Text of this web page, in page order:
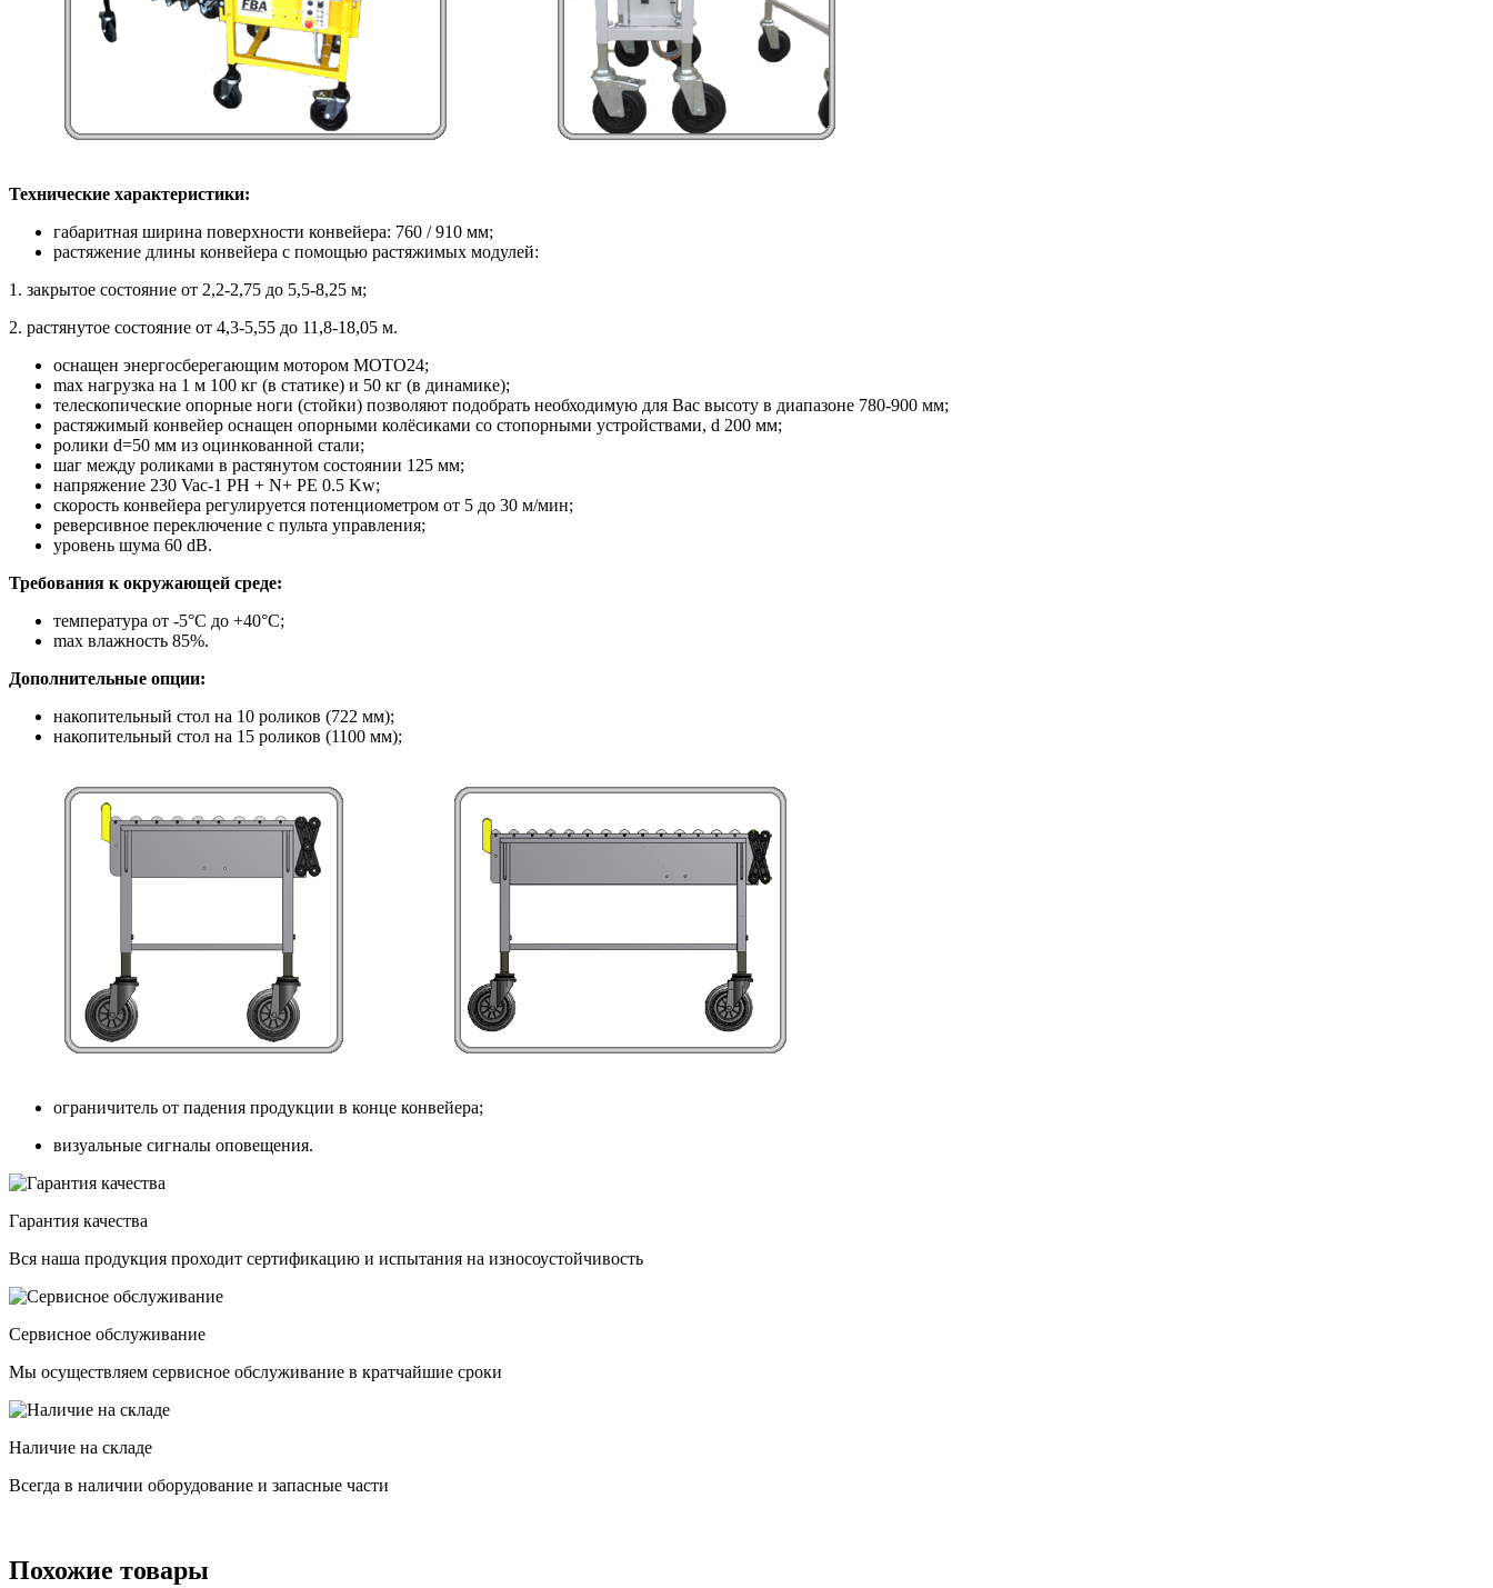
Технические характеристики:
габаритная ширина поверхности конвейера: 760 / 910 мм;
растяжение длины конвейера с помощью растяжимых модулей:
1. закрытое состояние от 2,2-2,75 до 5,5-8,25 м;
2. растянутое состояние от 4,3-5,55 до 11,8-18,05 м.
оснащен энергосберегающим мотором MOTO24;
max нагрузка на 1 м 100 кг (в статике) и 50 кг (в динамике);
телескопические опорные ноги (стойки) позволяют подобрать необходимую для Вас высоту в диапазоне 780-900 мм;
растяжимый конвейер оснащен опорными колёсиками со стопорными устройствами, d 200 мм;
ролики d=50 мм из оцинкованной стали;
шаг между роликами в растянутом состоянии 125 мм;
напряжение 230 Vac-1 PH + N+ PE 0.5 Kw;
скорость конвейера регулируется потенциометром от 5 до 30 м/мин;
реверсивное переключение с пульта управления;
уровень шума 60 dB.
Требования к окружающей среде:
температура от -5°С до +40°С;
max влажность 85%.
Дополнительные опции:
накопительный стол на 10 роликов (722 мм);
накопительный стол на 15 роликов (1100 мм);
ограничитель от падения продукции в конце конвейера;
визуальные сигналы оповещения.
Гарантия качества
Вся наша продукция проходит сертификацию и испытания на износоустойчивость
Сервисное обслуживание
Мы осуществляем сервисное обслуживание в кратчайшие сроки
Наличие на складе
Всегда в наличии оборудование и запасные части
Похожие товары